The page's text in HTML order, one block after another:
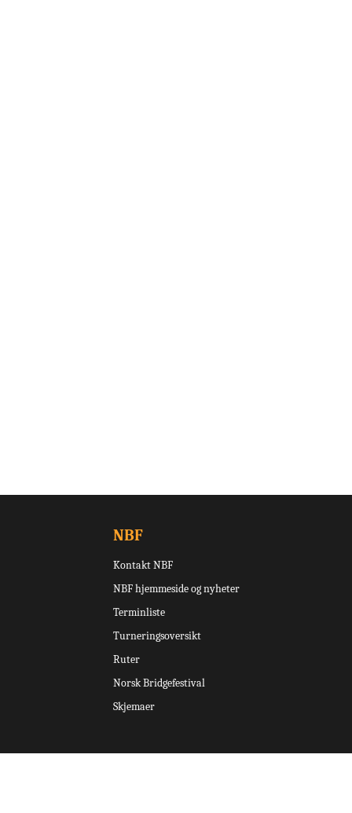
NBF
Kontakt NBF
NBF hjemmeside og nyheter
Terminliste
Turneringsoversikt
Ruter
Norsk Bridgefestival
Skjemaer